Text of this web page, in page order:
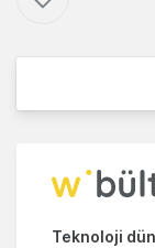
Teknoloji